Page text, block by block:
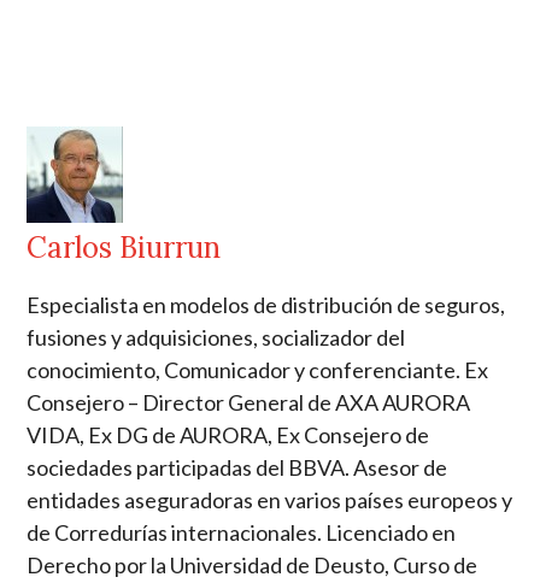
Carlos Biurrun
Especialista en modelos de distribución de seguros,
fusiones y adquisiciones, socializador del
conocimiento, Comunicador y conferenciante. Ex
Consejero – Director General de AXA AURORA
VIDA, Ex DG de AURORA, Ex Consejero de
sociedades participadas del BBVA. Asesor de
entidades aseguradoras en varios países europeos y
de Corredurías internacionales. Licenciado en
Derecho por la Universidad de Deusto, Curso de